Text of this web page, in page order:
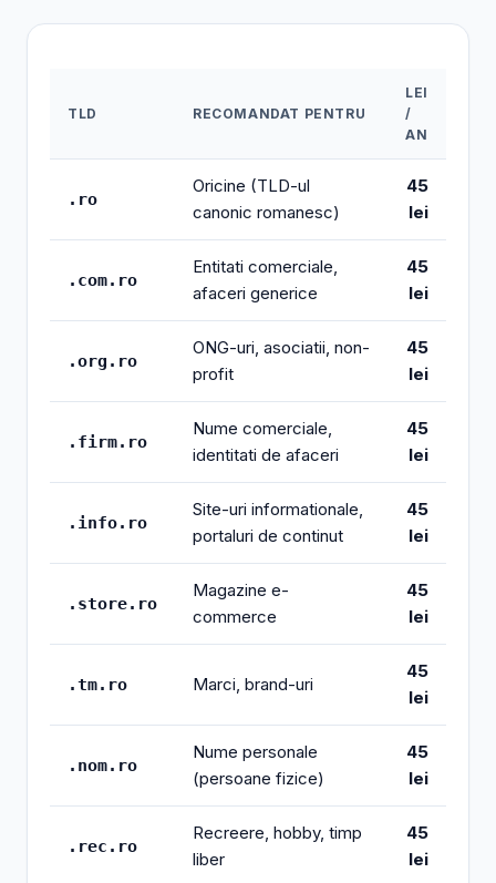
TLD RECOMANDAT PENTRU
LEI
/
AN
.ro
Oricine (TLD-ul
canonic romanesc)
45
lei
.com.ro
Entitati comerciale,
afaceri generice
45
lei
.org.ro
ONG-uri, asociatii, non-
profit
45
lei
.firm.ro
Nume comerciale,
identitati de afaceri
45
lei
.info.ro
Site-uri informationale,
portaluri de continut
45
lei
.store.ro
Magazine e-
commerce
45
lei
.tm.ro Marci, brand-uri
45
lei
.nom.ro
Nume personale
(persoane fizice)
45
lei
.rec.ro
Recreere, hobby, timp
liber
45
lei